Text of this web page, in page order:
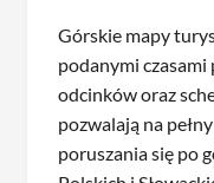
Górskie mapy
podanymi czasami
odcinków oraz
pozwalają na
poruszania się po